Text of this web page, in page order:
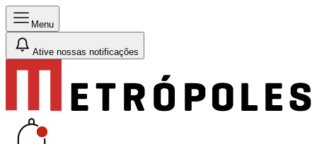
Menu
Ative nossas notificações